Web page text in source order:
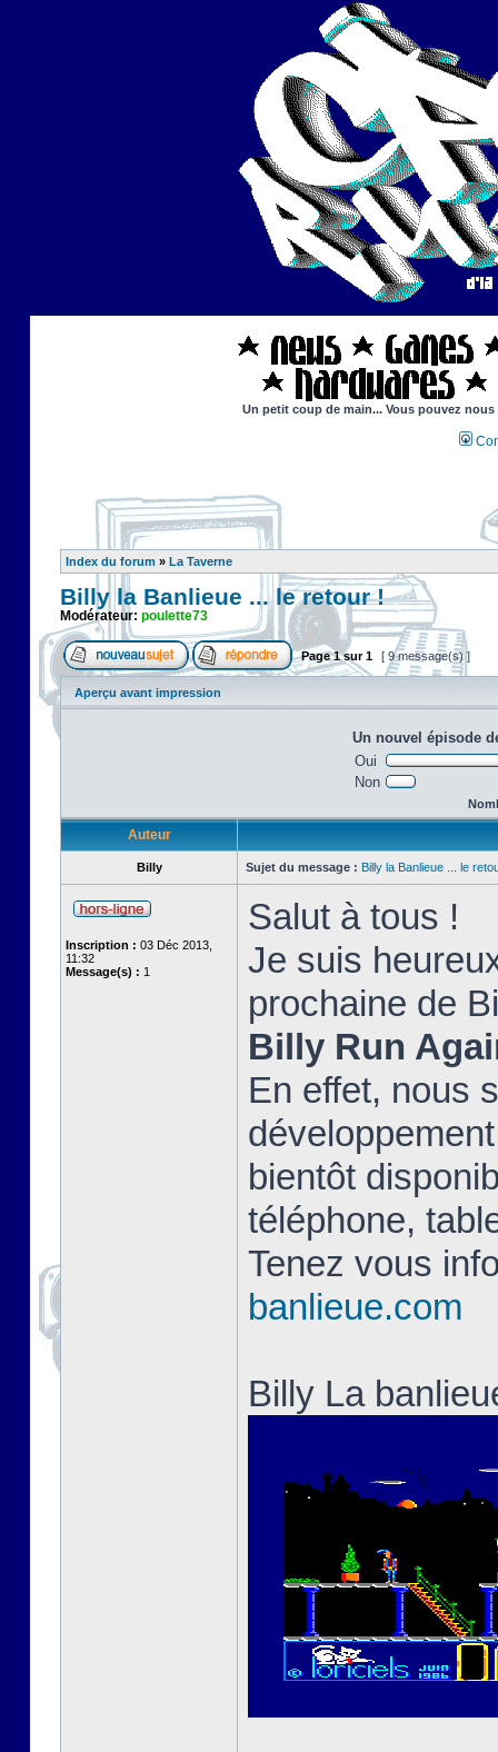
Un petit coup de main... Vous pouvez
Index du forum » La Taverne
Billy la Banlieue ... le retour !
Modérateur: poulette73
Page1sur1 [ 9 message(s) ]
Aperçu avant impression
Un nouvel épisode
Oui
Non
Auteur
Billy Sujet du message : Billy la Banlieue ... le
Inscription : 03 Déc 2013,
11:32
Message(s) : 1
Salut à tous !
Je suis
prochaine de
Billy Run
En effet, nous
bientôt
téléphone,
Tenez vous
banlieue.com
Billy La